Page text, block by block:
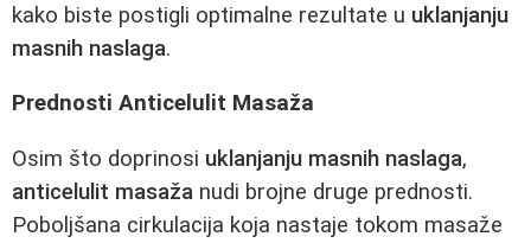
kako biste postigli optimalne rezultate u uklanjanju
masnih naslaga.
Prednosti Anticelulit Masaža
Osim što doprinosi uklanjanju masnih naslaga,
anticelulit masaža nudi brojne druge prednosti.
Poboljšana cirkulacija koja nastaje tokom masaže